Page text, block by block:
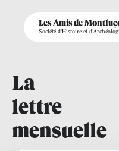
Les Amis de
Société d'Histoire et
La
lettre
mensuelle